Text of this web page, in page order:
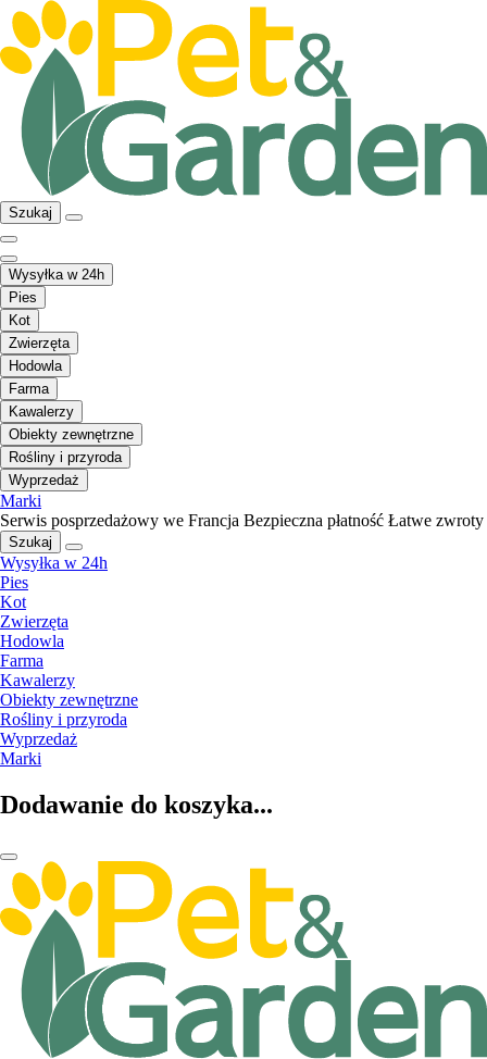
Szukaj
Wysyłka w 24h
Pies
Kot
Zwierzęta
Hodowla
Farma
Kawalerzy
Obiekty zewnętrzne
Rośliny i przyroda
Wyprzedaż
Marki
Serwis posprzedażowy we Francja Bezpieczna płatność Łatwe zwroty
Szukaj
Wysyłka w 24h
Pies
Kot
Zwierzęta
Hodowla
Farma
Kawalerzy
Obiekty zewnętrzne
Rośliny i przyroda
Wyprzedaż
Marki
Dodawanie do koszyka...